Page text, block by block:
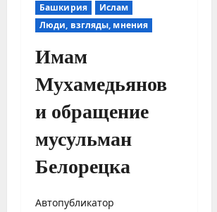
Башкирия
Ислам
Люди, взгляды, мнения
Имам
Мухамедьянов
и обращение
мусульман
Белорецка
Автопубликатор